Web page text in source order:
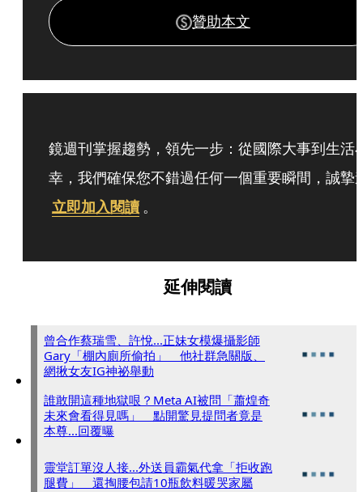
贊助本文
鏡週刊掌握趨勢，領先一步：從國際大事到生活
幸，我們確保您不錯過任何一個重要瞬間，誠摯
立即加入閱讀 。
延伸閱讀
曾合作蔡瑞雪、許悅...正妹女模爆攝影師
Gary「棚內廁所偷拍」 他社群急關版、
網揪女友IG神祕舉動
誰敢開這種地獄哏？Meta AI被問「蕭煌奇
未來會看得見嗎」 點開驚見提問者竟是
本尊...回覆曝
靈堂訂單沒人接...外送員霸氣代拿「拒收跑
腿費」 還掏腰包請10瓶飲料暖哭家屬